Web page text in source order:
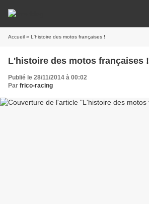
Accueil » L'histoire des motos françaises !
L'histoire des motos françaises !
Publié le 28/11/2014 à 00:02
Par frico-racing